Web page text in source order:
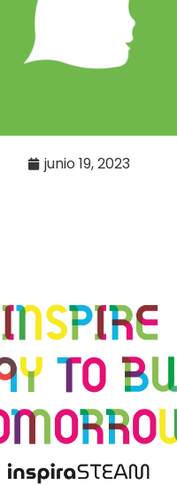
junio 19, 2023